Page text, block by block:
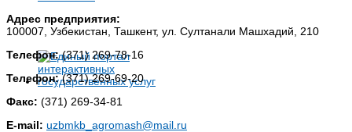
Адрес предприятия:
100007, Узбекистан, Ташкент, ул. Султанали Машхадий, 210
Телефон:(371) 269-78-16
Телефон:(371) 269-69-20
Факс: (371) 269-34-81
E-mail: uzbmkb_agromash@mail.ru